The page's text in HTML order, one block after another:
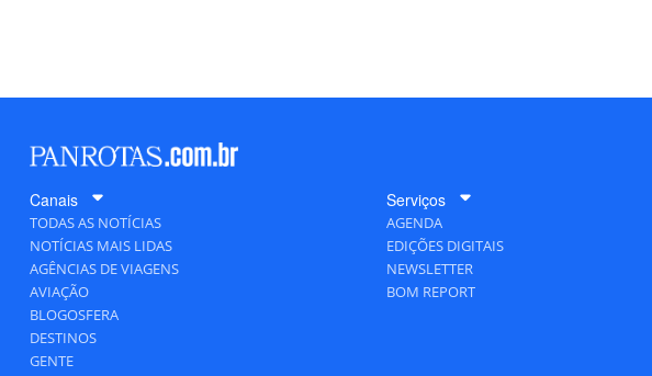
Canais
TODAS AS NOTÍCIAS
NOTÍCIAS MAIS LIDAS
AGÊNCIAS DE VIAGENS
AVIAÇÃO
BLOGOSFERA
DESTINOS
GENTE
Serviços
AGENDA
EDIÇÕES DIGITAIS
NEWSLETTER
BOM REPORT